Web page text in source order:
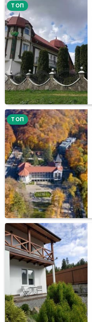
TOП
TOП